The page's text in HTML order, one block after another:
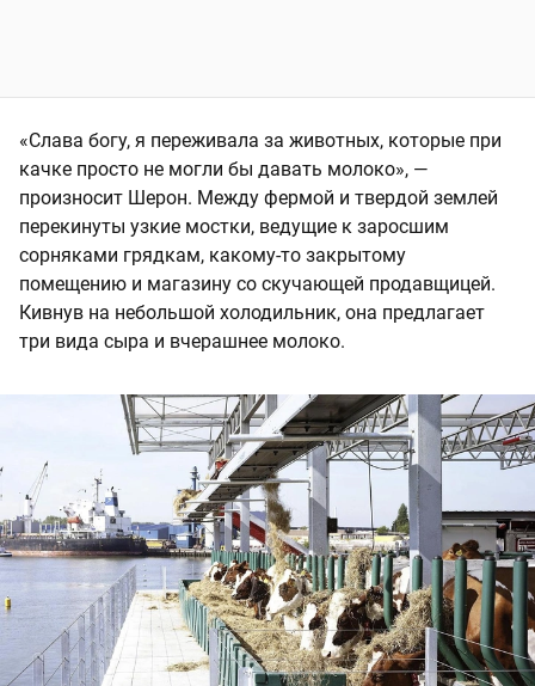
«Слава богу, я переживала за животных, которые при
качке просто не могли бы давать молоко», —
произносит Шерон. Между фермой и твердой землей
перекинуты узкие мостки, ведущие к заросшим
сорняками грядкам, какому-то закрытому
помещению и магазину со скучающей продавщицей.
Кивнув на небольшой холодильник, она предлагает
три вида сыра и вчерашнее молоко.